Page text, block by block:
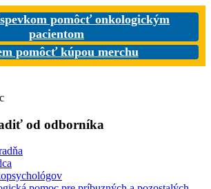
pomôcť onkologickým
pacientom
pomôcť kúpou merchu
od odborníka